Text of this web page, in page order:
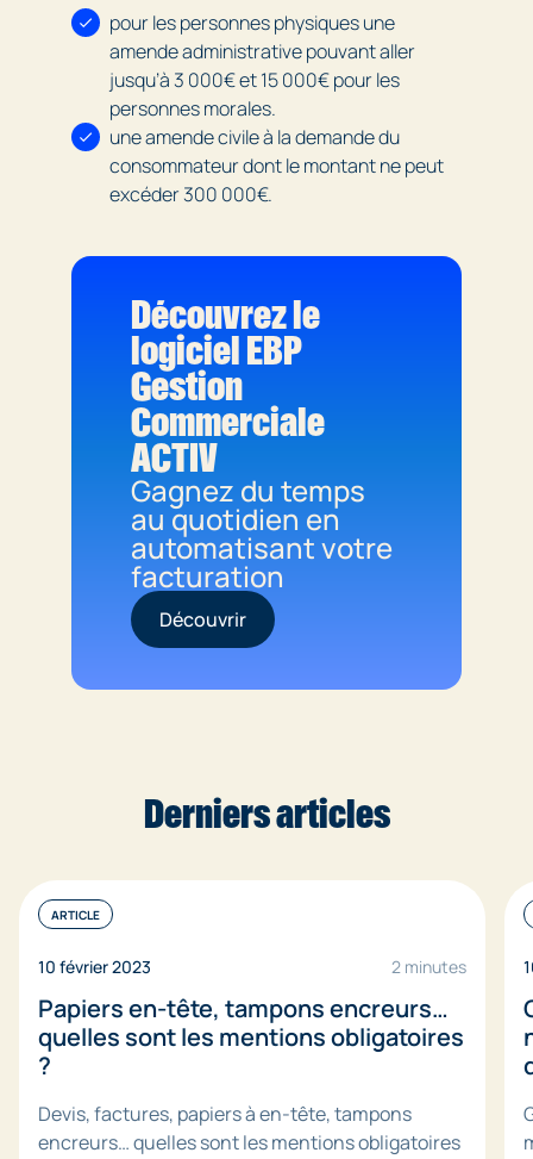
pour les personnes physiques une
amende administrative pouvant aller
jusqu’à 3 000€ et 15 000€ pour les
personnes morales.
une amende civile à la demande du
consommateur dont le montant ne peut
excéder 300 000€.
Découvrez le
logiciel EBP
Gestion
Commerciale
ACTIV
Gagnez du temps
au quotidien en
automatisant votre
facturation
Découvrir
Derniers articles
ARTICLE
10 février 2023 2 minutes
Papiers en-tête, tampons encreurs…
quelles sont les mentions obligatoires
?
Devis, factures, papiers à en-tête, tampons
encreurs… quelles sont les mentions obligatoires